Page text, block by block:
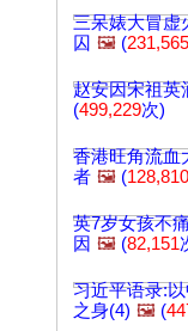
三呆婊大冒虚
囚 🖼️ (231,565
赵安因宋祖英
(499,229次)
香港旺角流血
者 🖼️ (128,810
英7岁女孩不
因 🖼️ (82,151
习近平语录:
之身(4) 🖼️ (